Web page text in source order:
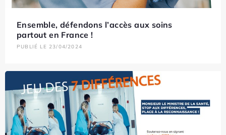
Ensemble, défendons l’accès aux soins
partout en France !
PUBLIÉ LE 23/04/2024